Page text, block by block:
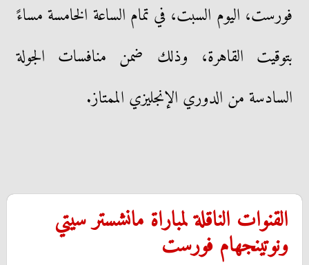
فورست، اليوم السبت، في تمام الساعة الخامسة مساءً
بتوقيت القاهرة، وذلك ضمن منافسات الجولة
السادسة من الدوري الإنجليزي الممتاز.
القنوات الناقلة لمباراة مانشستر سيتي
ونوتينجهام فورست